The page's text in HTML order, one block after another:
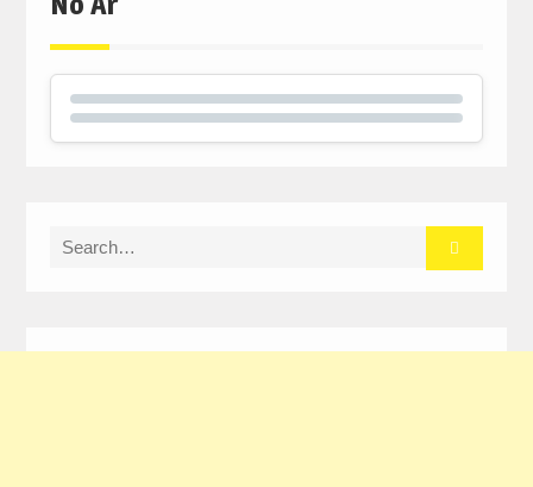
Search